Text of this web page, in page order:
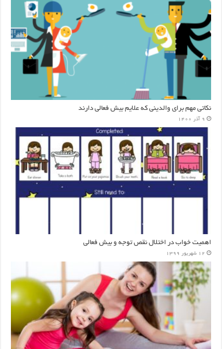
نکاتی مهم برای والدینی که علایم بیش فعالی دارند
9 آذر 1400
اهمیت خواب در اختلال نقص توجه و بیش فعالی
12 شهریور 1399